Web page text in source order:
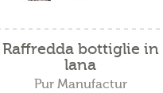
Raffredda bottiglie in
lana
Pur Manufactur